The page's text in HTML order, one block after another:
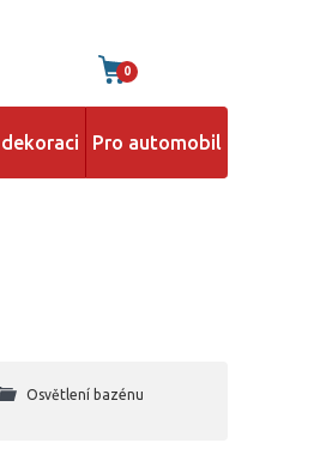
0
Pro automobil
Osvětlení bazénu